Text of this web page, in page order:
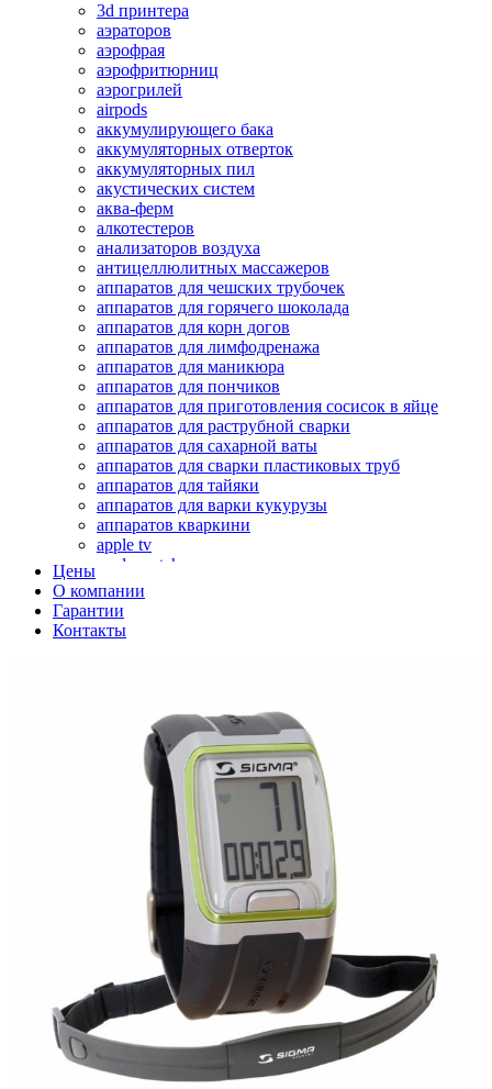
3d принтера
аэраторов
аэрофрая
аэрофритюрниц
аэрогрилей
airpods
аккумулирующего бака
аккумуляторных отверток
аккумуляторных пил
акустических систем
аква-ферм
алкотестеров
анализаторов воздуха
антицеллюлитных массажеров
аппаратов для чешских трубочек
аппаратов для горячего шоколада
аппаратов для корн догов
аппаратов для лимфодренажа
аппаратов для маникюра
аппаратов для пончиков
аппаратов для приготовления сосисок в яйце
аппаратов для раструбной сварки
аппаратов для сахарной ваты
аппаратов для сварки пластиковых труб
аппаратов для тайяки
аппаратов для варки кукурузы
аппаратов кваркини
apple tv
apple watch
аромадиффузоров
аромастанций
ароматизаторов воздуха
аудиоплееров
авто акустики, автомобильной акустики
авто мониторов
автохолодильников
автокондиционера
автоматики для генераторов
автоматики управления
автоматики вентустановок
автомобильных телевизоров
автомоек
автотрансформаторов
бактерицидной лампы
беговых дорожек
бензобуров
бензогенераторов
бензоножниц
бензопил
бензорезов
бензорезов
Цены
О компании
Гарантии
Контакты